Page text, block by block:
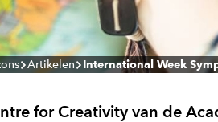
Artikelen International Week
for Creativity van de